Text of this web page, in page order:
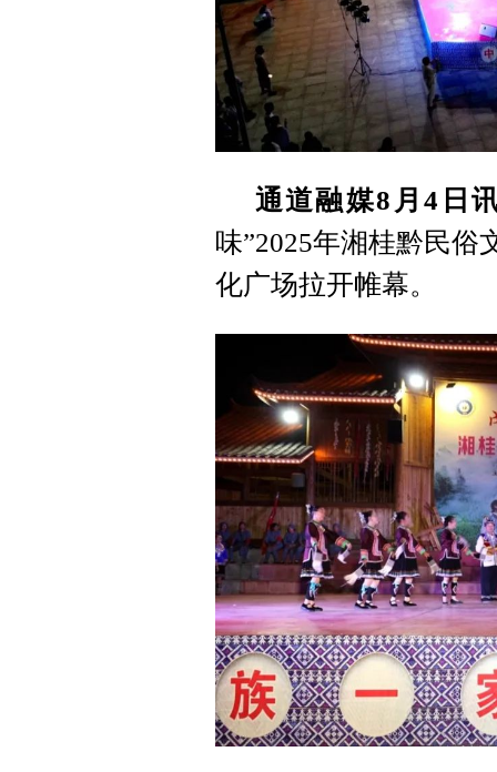
通道融媒8月4日
味”2025年湘桂黔民俗
化广场拉开帷幕。